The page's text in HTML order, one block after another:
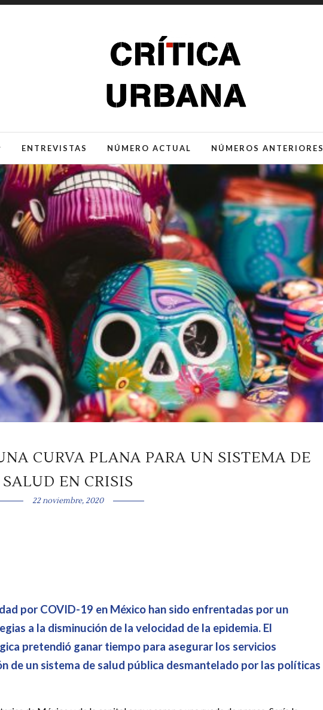
ENTREVISTAS NÚMERO ACTUAL NÚMEROS ANTERIORES
CURVA PLANA PARA UN SISTEMA DE
SALUD EN CRISIS
22 noviembre, 2020
por COVID-19 en México han sido enfrentadas por un
a la disminución de la velocidad de la epidemia. El
pretendió ganar tiempo para asegurar los servicios
de un sistema de salud pública desmantelado por las políticas